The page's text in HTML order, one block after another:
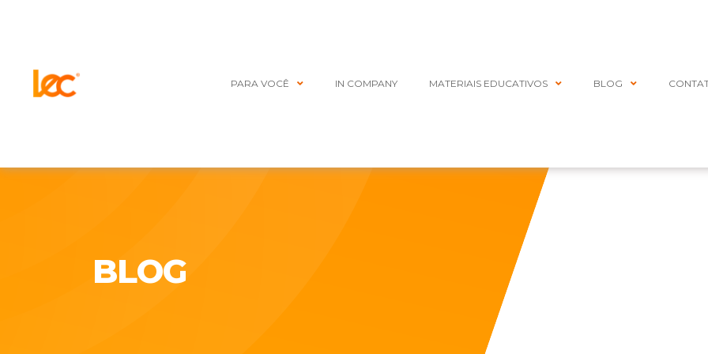
PARA VOCÊ IN COMPANY MATERIAIS EDUCATIVOS BLOG
BLOG